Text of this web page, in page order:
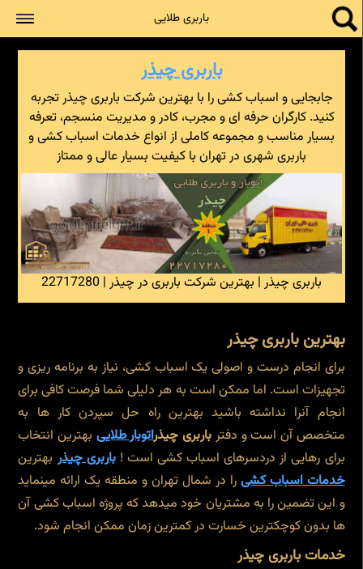
باربری طلایی
باربری چیذر
جابجایی و اسباب کشی را با بهترین شرکت باربری چیذر تجربه
کنید. کارگران حرفه ای و مجرب، کادر و مدیریت منسجم، تعرفه
بسیار مناسب و مجموعه کاملی از انواع خدمات اسباب کشی و
باربری شهری در تهران با کیفیت بسیار عالی و ممتاز
باربری چیذر | بهترین شرکت باربری در چیذر | 22717280
بهترین باربری چیذر
برای انجام درست و اصولی یک اسباب کشی، نیاز به برنامه ریزی و
تجهیزات است. اما ممکن است به هر دلیلی شما فرصت کافی برای
انجام آنرا نداشته باشید بهترین راه حل سپردن کار ها به
متخصص آن است و دفتر باربری چیذراتوبار طلایی بهترین انتخاب
برای رهایی از دردسرهای اسباب کشی است !باربری چیذر بهترین
خدمات اسباب کشی را در شمال تهران و منطقه یک ارائه مینماید
و این تضمین را به مشتریان خود میدهد که پروژه اسباب کشی آن
ها بدون کوچکترین خسارت در کمترین زمان ممکن انجام شود.
خدمات باربری چیذر
جستجو